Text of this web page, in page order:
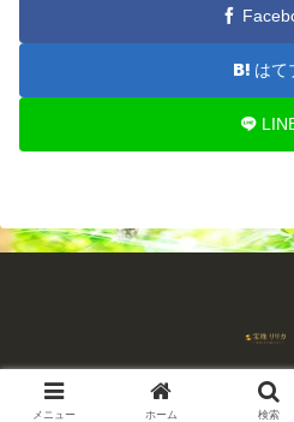
はて
© 2018-2026 占師宝珠リ
メニュー ホーム 検索